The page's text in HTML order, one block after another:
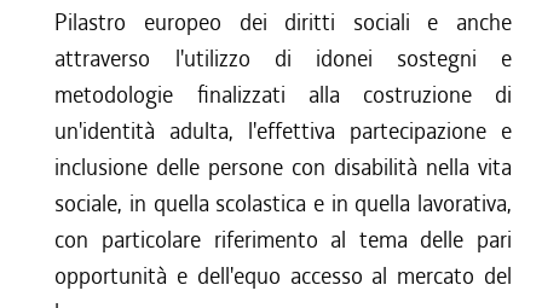
Pilastro europeo dei diritti sociali e anche
attraverso l'utilizzo di idonei sostegni e
metodologie finalizzati alla costruzione di
un'identità adulta, l'effettiva partecipazione e
inclusione delle persone con disabilità nella vita
sociale, in quella scolastica e in quella lavorativa,
con particolare riferimento al tema delle pari
opportunità e dell'equo accesso al mercato del